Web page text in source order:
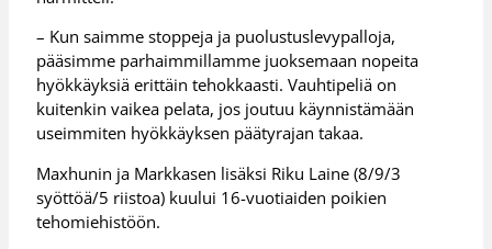
– Kun saimme stoppeja ja puolustuslevypalloja,
pääsimme parhaimmillamme juoksemaan nopeita
hyökkäyksiä erittäin tehokkaasti. Vauhtipeliä on
kuitenkin vaikea pelata, jos joutuu käynnistämään
useimmiten hyökkäyksen päätyrajan takaa.
Maxhunin ja Markkasen lisäksi Riku Laine (8/9/3
syöttöä/5 riistoa) kuului 16-vuotiaiden poikien
tehomiehistöön.